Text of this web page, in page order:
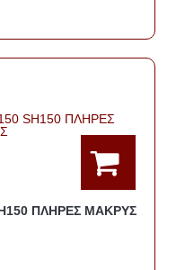
ΠΛΗΡΕΣ ΜΑΚΡΥΣ